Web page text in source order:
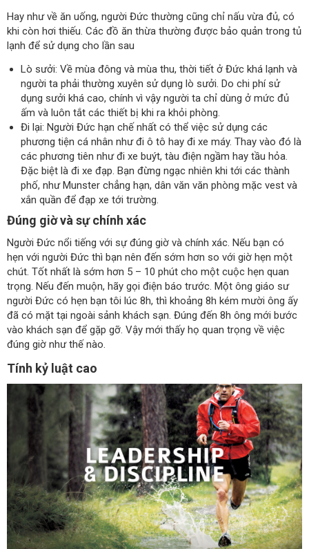
Hay như về ăn uống, người Đức thường cũng chỉ nấu vừa đủ, có
khi còn hơi thiếu. Các đồ ăn thừa thường được bảo quản trong tủ
lạnh để sử dụng cho lần sau
Lò sưởi: Về mùa đông và mùa thu, thời tiết ở Đức khá lạnh và
người ta phải thường xuyên sử dụng lò sưởi. Do chi phí sử
dụng sưởi khá cao, chính vì vậy người ta chỉ dùng ở mức đủ
ấm và luôn tắt các thiết bị khi ra khỏi phòng.
Đi lại: Người Đức hạn chế nhất có thể việc sử dụng các
phương tiện cá nhân như đi ô tô hay đi xe máy. Thay vào đó là
các phương tiên như đi xe buýt, tàu điện ngầm hay tầu hỏa.
Đặc biệt là đi xe đạp. Bạn đừng ngạc nhiên khi tới các thành
phố, như Munster chẳng hạn, dân văn văn phòng mặc vest và
xắn quần để đạp xe tới trường.
Đúng giờ và sự chính xác
Người Đức nổi tiếng với sự đúng giờ và chính xác. Nếu bạn có
hẹn với người Đức thì bạn nên đến sớm hơn so với giờ hẹn một
chút. Tốt nhất là sớm hơn 5 – 10 phút cho một cuộc hẹn quan
trọng. Nếu đến muộn, hãy gọi điện báo trước. Một ông giáo sư
người Đức có hẹn bạn tôi lúc 8h, thì khoảng 8h kém mười ông ấy
đã có mặt tại ngoài sảnh khách sạn. Đúng đến 8h ông mới bước
vào khách sạn để gặp gỡ. Vậy mới thấy họ quan trọng về việc
đúng giờ như thế nào.
Tính kỷ luật cao